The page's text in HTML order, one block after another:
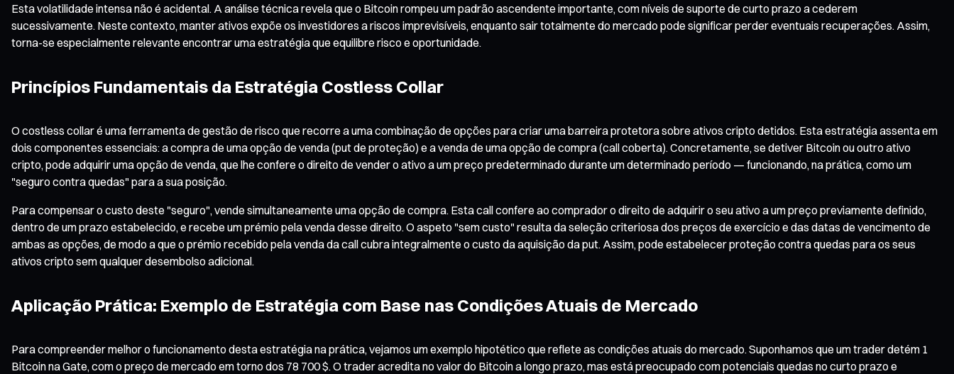
Esta volatilidade intensa não é acidental. A análise técnica revela que o Bitcoin rompeu um padrão ascendente importante, com níveis de suporte de curto prazo a cederem
sucessivamente. Neste contexto, manter ativos expõe os investidores a riscos imprevisíveis, enquanto sair totalmente do mercado pode significar perder eventuais recuperações. Assim,
torna-se especialmente relevante encontrar uma estratégia que equilibre risco e oportunidade.
Princípios Fundamentais da Estratégia Costless Collar
O costless collar é uma ferramenta de gestão de risco que recorre a uma combinação de opções para criar uma barreira protetora sobre ativos cripto detidos. Esta estratégia assenta em
dois componentes essenciais: a compra de uma opção de venda (put de proteção) e a venda de uma opção de compra (call coberta). Concretamente, se detiver Bitcoin ou outro ativo
cripto, pode adquirir uma opção de venda, que lhe confere o direito de vender o ativo a um preço predeterminado durante um determinado período — funcionando, na prática, como um
"seguro contra quedas" para a sua posição.
Para compensar o custo deste "seguro", vende simultaneamente uma opção de compra. Esta call confere ao comprador o direito de adquirir o seu ativo a um preço previamente definido,
dentro de um prazo estabelecido, e recebe um prémio pela venda desse direito. O aspeto "sem custo" resulta da seleção criteriosa dos preços de exercício e das datas de vencimento de
ambas as opções, de modo a que o prémio recebido pela venda da call cubra integralmente o custo da aquisição da put. Assim, pode estabelecer proteção contra quedas para os seus
ativos cripto sem qualquer desembolso adicional.
Aplicação Prática: Exemplo de Estratégia com Base nas Condições Atuais de Mercado
Para compreender melhor o funcionamento desta estratégia na prática, vejamos um exemplo hipotético que reflete as condições atuais do mercado. Suponhamos que um trader detém 1
Bitcoin na Gate, com o preço de mercado em torno dos 78 700 $. O trader acredita no valor do Bitcoin a longo prazo, mas está preocupado com potenciais quedas no curto prazo e